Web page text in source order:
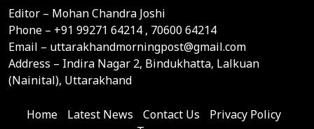
Editor – Mohan Chandra Joshi
Phone – +91 99271 64214 , 70600 64214
Email – uttarakhandmorningpost@gmail.com
Address – Indira Nagar 2, Bindukhatta, Lalkuan
(Nainital), Uttarakhand
Home Latest News Contact Us
Privacy Policy